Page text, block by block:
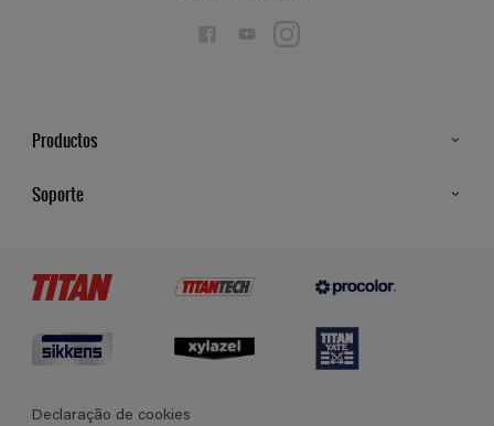
Productos
Soporte
Termos e Condições Gerais de Venda
Declaração de cookies